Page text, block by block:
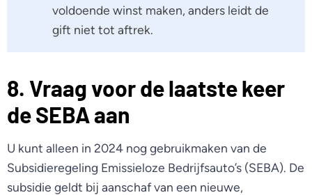
voldoende winst maken, anders leidt de
gift niet tot aftrek.
8. Vraag voor de laatste keer
de SEBA aan
U kunt alleen in 2024 nog gebruikmaken van de
Subsidieregeling Emissieloze Bedrijfsauto’s (SEBA). De
subsidie geldt bij aanschaf van een nieuwe,